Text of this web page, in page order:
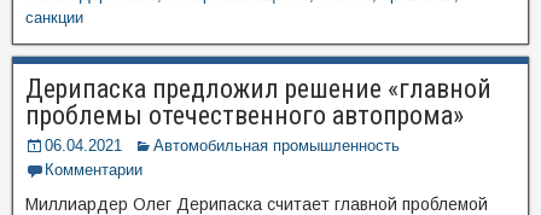
санкции
Дерипаска предложил решение «главной
проблемы отечественного автопрома»
06.04.2021
Автомобильная промышленность
Комментарии
Миллиардер Олег Дерипаска считает главной проблемой